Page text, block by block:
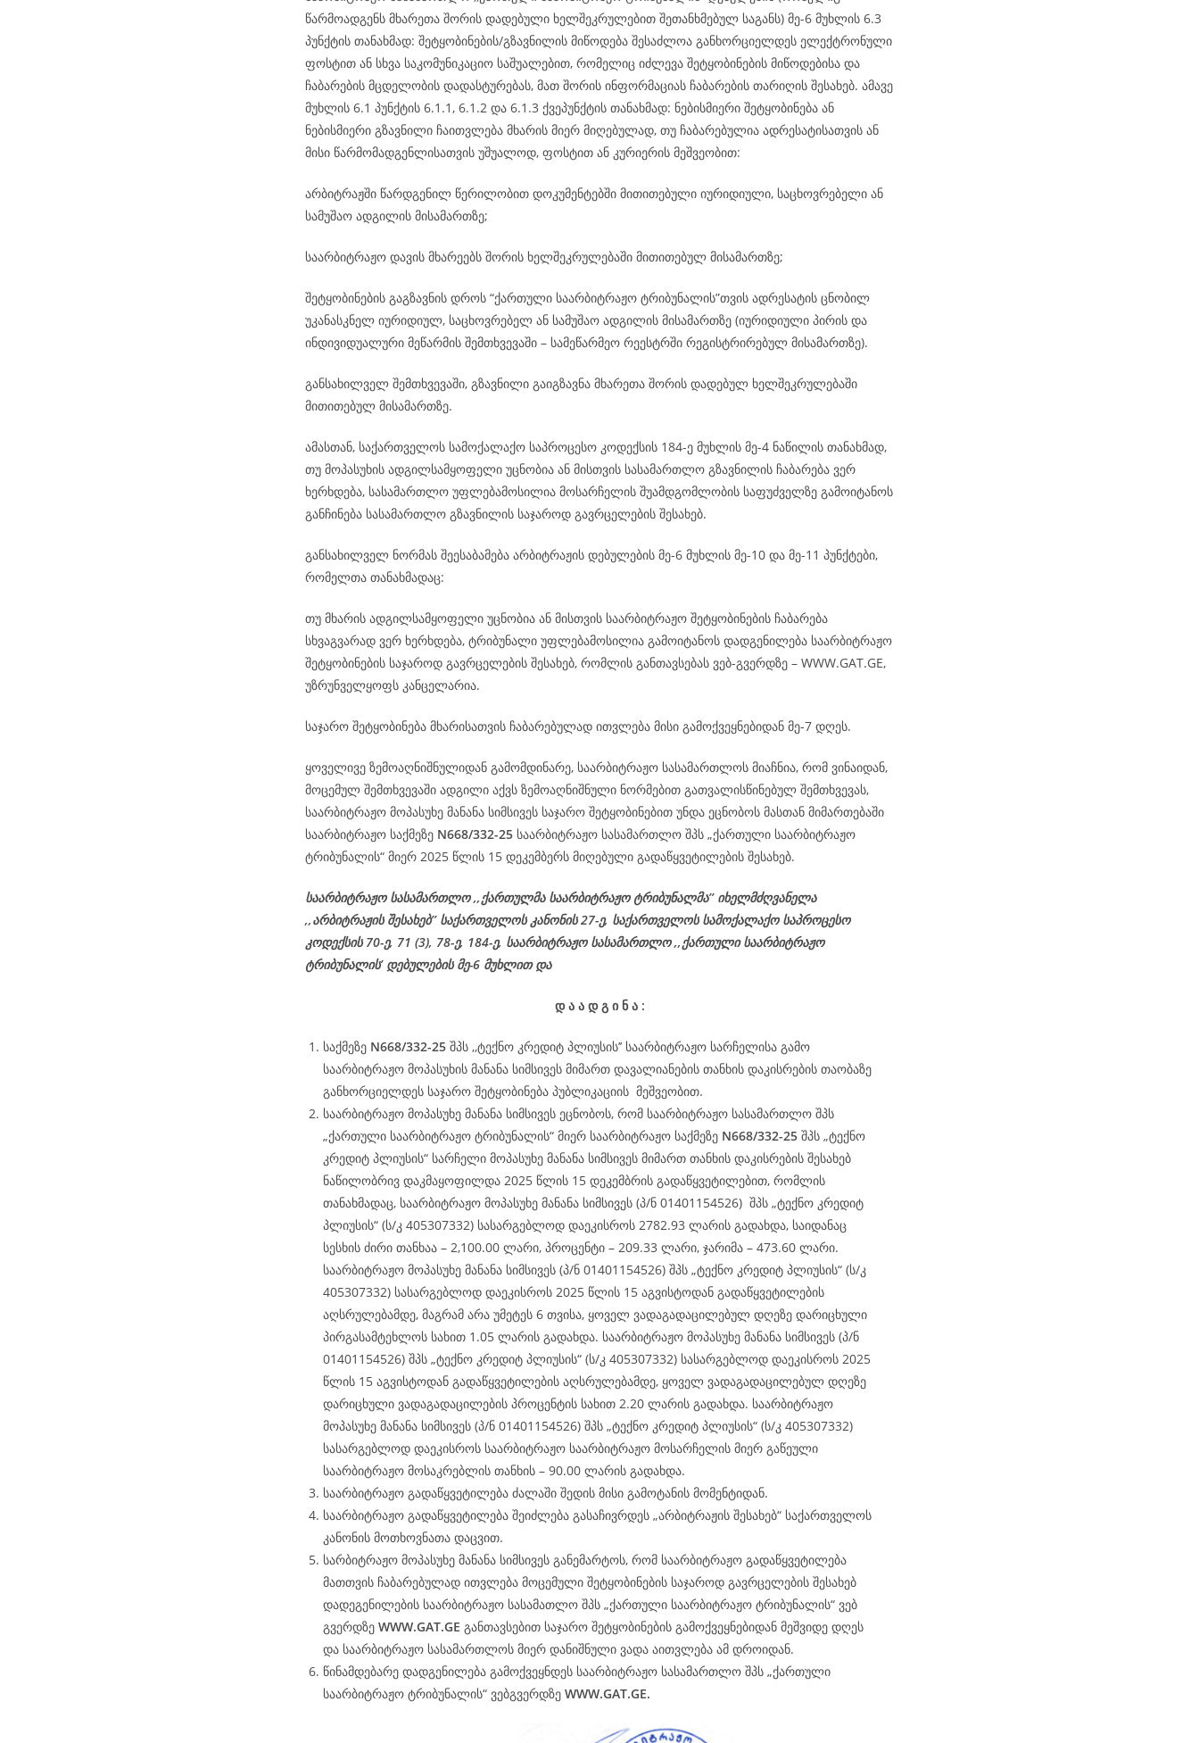
წარმოადგენს მხარეთა შორის დადებული ხელშეკრულებით შეთანხმებულ საგანს) მე-6 მუხლის 6.3
პუნქტის თანახმად: შეტყობინების/გზავნილის მიწოდება შესაძლოა განხორციელდეს ელექტრონული
ფოსტით ან სხვა საკომუნიკაციო საშუალებით, რომელიც იძლევა შეტყობინების მიწოდებისა და
ჩაბარების მცდელობის დადასტურებას, მათ შორის ინფორმაციას ჩაბარების თარიღის შესახებ. ამავე
მუხლის 6.1 პუნქტის 6.1.1, 6.1.2 და 6.1.3 ქვეპუნქტის თანახმად: ნებისმიერი შეტყობინება ან
ნებისმიერი გზავნილი ჩაითვლება მხარის მიერ მიღებულად, თუ ჩაბარებულია ადრესატისათვის ან
მისი წარმომადგენლისათვის უშუალოდ, ფოსტით ან კურიერის მეშვეობით:
არბიტრაჟში წარდგენილ წერილობით დოკუმენტებში მითითებული იურიდიული, საცხოვრებელი ან
სამუშაო ადგილის მისამართზე;
საარბიტრაჟო დავის მხარეებს შორის ხელშეკრულებაში მითითებულ მისამართზე;
შეტყობინების გაგზავნის დროს “ქართული საარბიტრაჟო ტრიბუნალის”თვის ადრესატის ცნობილ
უკანასკნელ იურიდიულ, საცხოვრებელ ან სამუშაო ადგილის მისამართზე (იურიდიული პირის და
ინდივიდუალური მეწარმის შემთხვევაში – სამეწარმეო რეესტრში რეგისტრირებულ მისამართზე).
განსახილველ შემთხვევაში, გზავნილი გაიგზავნა მხარეთა შორის დადებულ ხელშეკრულებაში
მითითებულ მისამართზე.
ამასთან, საქართველოს სამოქალაქო საპროცესო კოდექსის 184-ე მუხლის მე-4 ნაწილის თანახმად,
თუ მოპასუხის ადგილსამყოფელი უცნობია ან მისთვის სასამართლო გზავნილის ჩაბარება ვერ
ხერხდება, სასამართლო უფლებამოსილია მოსარჩელის შუამდგომლობის საფუძველზე გამოიტანოს
განჩინება სასამართლო გზავნილის საჯაროდ გავრცელების შესახებ.
განსახილველ ნორმას შეესაბამება არბიტრაჟის დებულების მე-6 მუხლის მე-10 და მე-11 პუნქტები,
რომელთა თანახმადაც:
თუ მხარის ადგილსამყოფელი უცნობია ან მისთვის საარბიტრაჟო შეტყობინების ჩაბარება
სხვაგვარად ვერ ხერხდება, ტრიბუნალი უფლებამოსილია გამოიტანოს დადგენილება საარბიტრაჟო
შეტყობინების საჯაროდ გავრცელების შესახებ, რომლის განთავსებას ვებ-გვერდზე – WWW.GAT.GE,
უზრუნველყოფს კანცელარია.
საჯარო შეტყობინება მხარისათვის ჩაბარებულად ითვლება მისი გამოქვეყნებიდან მე-7 დღეს.
ყოველივე ზემოაღნიშნულიდან გამომდინარე, საარბიტრაჟო სასამართლოს მიაჩნია, რომ ვინაიდან,
მოცემულ შემთხვევაში ადგილი აქვს ზემოაღნიშნული ნორმებით გათვალისწინებულ შემთხვევას,
საარბიტრაჟო მოპასუხე მანანა სიმსივეს საჯარო შეტყობინებით უნდა ეცნობოს მასთან მიმართებაში
საარბიტრაჟო საქმეზე N668/332-25 საარბიტრაჟო სასამართლო შპს „ქართული საარბიტრაჟო
ტრიბუნალის“ მიერ 2025 წლის 15 დეკემბერს მიღებული გადაწყვეტილების შესახებ.
საარბიტრაჟო სასამართლო ,,ქართულმა საარბიტრაჟო ტრიბუნალმა’’ იხელმძღვანელა
,,არბიტრაჟის შესახებ’’ საქართველოს კანონის 27-ე, საქართველოს სამოქალაქო საპროცესო
კოდექსის 70-ე, 71 (3), 78-ე, 184-ე, საარბიტრაჟო სასამართლო ,,ქართული საარბიტრაჟო
ტრიბუნალის’ დებულების მე-6 მუხლით და
დ ა ა დ გ ი ნ ა :
საქმეზე N668/332-25 შპს ,,ტექნო კრედიტ პლიუსის’’ საარბიტრაჟო სარჩელისა გამო
საარბიტრაჟო მოპასუხის მანანა სიმსივეს მიმართ დავალიანების თანხის დაკისრების თაობაზე
განხორციელდეს საჯარო შეტყობინება პუბლიკაციის მეშვეობით.
საარბიტრაჟო მოპასუხე მანანა სიმსივეს ეცნობოს, რომ საარბიტრაჟო სასამართლო შპს
„ქართული საარბიტრაჟო ტრიბუნალის“ მიერ საარბიტრაჟო საქმეზე N668/332-25 შპს „ტექნო
კრედიტ პლიუსის“ სარჩელი მოპასუხე მანანა სიმსივეს მიმართ თანხის დაკისრების შესახებ
ნაწილობრივ დაკმაყოფილდა 2025 წლის 15 დეკემბრის გადაწყვეტილებით, რომლის
თანახმადაც, საარბიტრაჟო მოპასუხე მანანა სიმსივეს (პ/ნ 01401154526) შპს „ტექნო კრედიტ
პლიუსის“ (ს/კ 405307332) სასარგებლოდ დაეკისროს 2782.93 ლარის გადახდა, საიდანაც
სესხის ძირი თანხაა – 2,100.00 ლარი, პროცენტი – 209.33 ლარი, ჯარიმა – 473.60 ლარი.
საარბიტრაჟო მოპასუხე მანანა სიმსივეს (პ/ნ 01401154526) შპს „ტექნო კრედიტ პლიუსის“ (ს/კ
405307332) სასარგებლოდ დაეკისროს 2025 წლის 15 აგვისტოდან გადაწყვეტილების
აღსრულებამდე, მაგრამ არა უმეტეს 6 თვისა, ყოველ ვადაგადაცილებულ დღეზე დარიცხული
პირგასამტეხლოს სახით 1.05 ლარის გადახდა. საარბიტრაჟო მოპასუხე მანანა სიმსივეს (პ/ნ
01401154526) შპს „ტექნო კრედიტ პლიუსის“ (ს/კ 405307332) სასარგებლოდ დაეკისროს 2025
წლის 15 აგვისტოდან გადაწყვეტილების აღსრულებამდე, ყოველ ვადაგადაცილებულ დღეზე
დარიცხული ვადაგადაცილების პროცენტის სახით 2.20 ლარის გადახდა. საარბიტრაჟო
მოპასუხე მანანა სიმსივეს (პ/ნ 01401154526) შპს „ტექნო კრედიტ პლიუსის“ (ს/კ 405307332)
სასარგებლოდ დაეკისროს საარბიტრაჟო საარბიტრაჟო მოსარჩელის მიერ გაწეული
საარბიტრაჟო მოსაკრებლის თანხის – 90.00 ლარის გადახდა.
საარბიტრაჟო გადაწყვეტილება ძალაში შედის მისი გამოტანის მომენტიდან.
საარბიტრაჟო გადაწყვეტილება შეიძლება გასაჩივრდეს „არბიტრაჟის შესახებ“ საქართველოს
კანონის მოთხოვნათა დაცვით.
სარბიტრაჟო მოპასუხე მანანა სიმსივეს განემარტოს, რომ საარბიტრაჟო გადაწყვეტილება
მათთვის ჩაბარებულად ითვლება მოცემული შეტყობინების საჯაროდ გავრცელების შესახებ
დადეგენილების საარბიტრაჟო სასამათლო შპს „ქართული საარბიტრაჟო ტრიბუნალის“ ვებ
გვერდზე WWW.GAT.GE განთავსებით საჯარო შეტყობინების გამოქვეყნებიდან მეშვიდე დღეს
და საარბიტრაჟო სასამართლოს მიერ დანიშნული ვადა აითვლება ამ დროიდან.
წინამდებარე დადგენილება გამოქვეყნდეს საარბიტრაჟო სასამართლო შპს „ქართული
საარბიტრაჟო ტრიბუნალის“ ვებგვერდზე WWW.GAT.GE.